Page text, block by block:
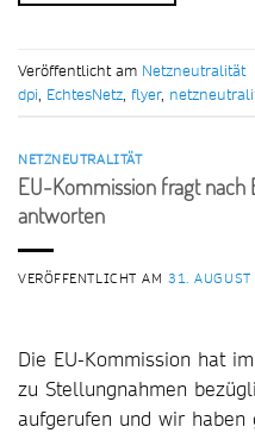
Veröffentlicht am Netzneutralität
dpi, EchtesNetz, flyer,
NETZNEUTRALITÄT
EU-Kommission fragt nach
antworten
VERÖFFENTLICHT AM31.
Die EU-Kommission hat
zu Stellungnahmen
aufgerufen und wir haben